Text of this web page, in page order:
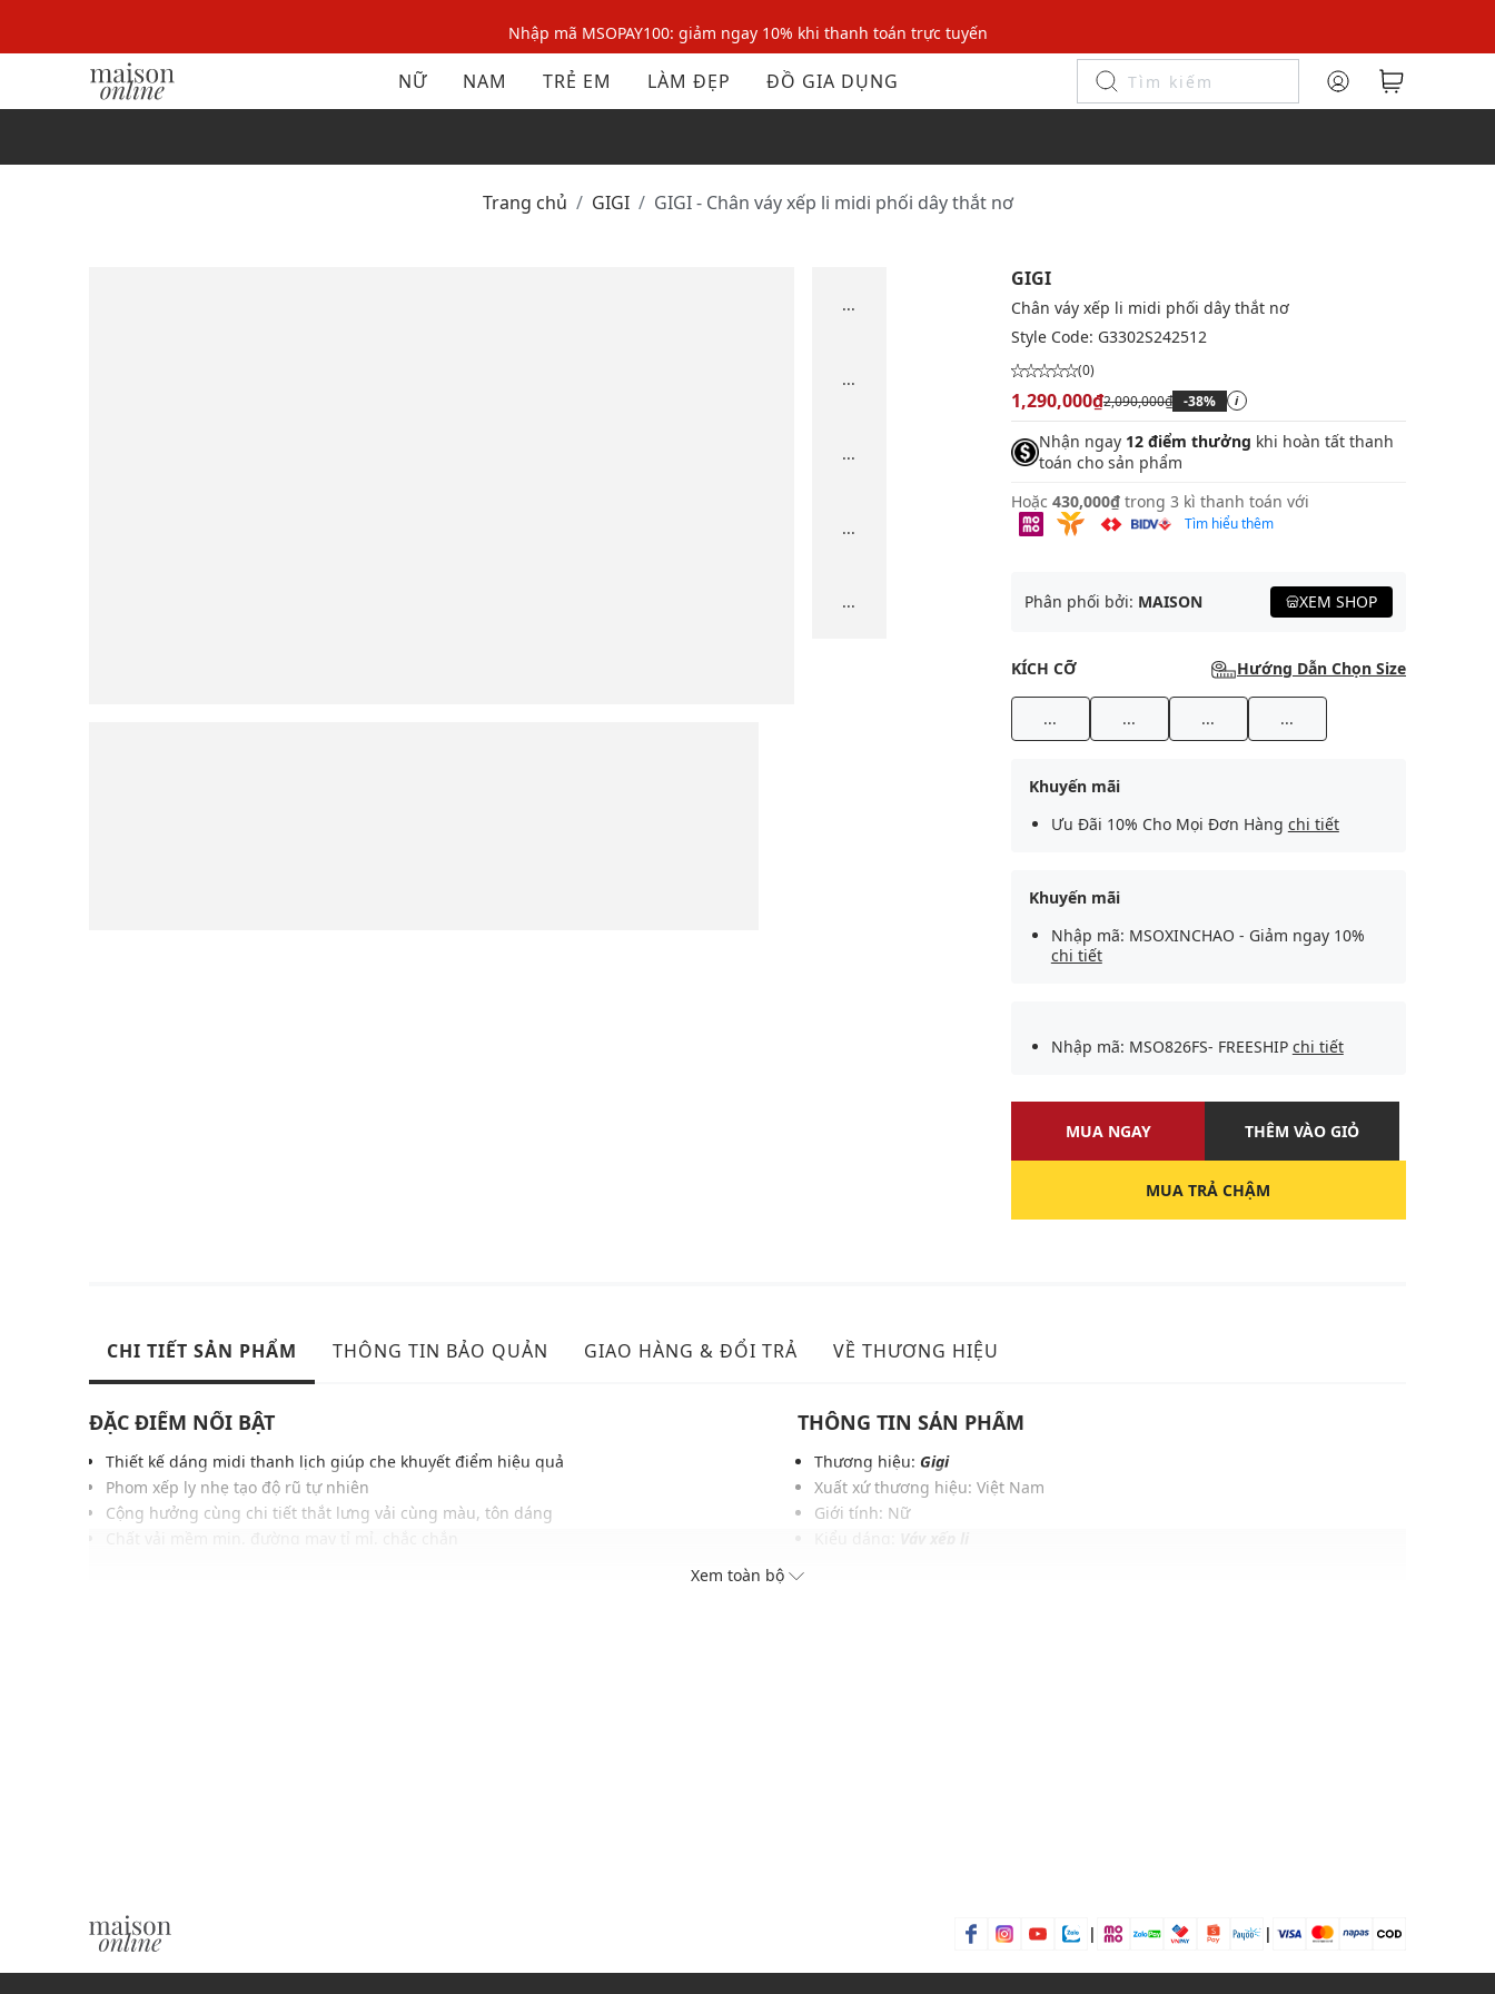
Nhập mã MSOPAY100: giảm ngay 10% khi thanh toán trực tuyến
Nhập mã: MSOXINCHAO - Giảm 10% đơn đầu cho thành viên mới!
Nhập mã MSOPAY100: giảm ngay 10% khi thanh toán trực tuyến
NỮ NAM TRẺ EM LÀM ĐẸP ĐỒ GIA DỤNG
Trang chủ GIGI GIGI - Chân váy xếp li midi phối dây thắt nơ
...
...
...
...
...
GIGI
Chân váy xếp li midi phối dây thắt nơ
Style Code: G3302S242512
(0)
1,290,000₫2,090,000₫ -38% i
Nhận ngay 12 điểm thưởng khi hoàn tất thanh
toán cho sản phẩm
Hoặc 430,000₫ trong 3 kì thanh toán với
Tìm hiểu thêm
Phân phối bởi: MAISON XEM SHOP
KÍCH CỠ Hướng Dẫn Chọn Size
... ... ... ...
Khuyến mãi
Ưu Đãi 10% Cho Mọi Đơn Hàng chi tiết
Khuyến mãi
Nhập mã: MSOXINCHAO - Giảm ngay 10%
chi tiết
Nhập mã: MSO826FS- FREESHIP chi tiết
MUA NGAY THÊM VÀO GIỎ
MUA TRẢ CHẬM
CHI TIẾT SẢN PHẨM THÔNG TIN BẢO QUẢN GIAO HÀNG & ĐỔI TRẢ VỀ THƯƠNG HIỆU
ĐẶC ĐIỂM NỔI BẬT
Thiết kế dáng midi thanh lịch giúp che khuyết điểm hiệu quả
Phom xếp ly nhẹ tạo độ rũ tự nhiên
Cộng hưởng cùng chi tiết thắt lưng vải cùng màu, tôn dáng
THÔNG TIN SẢN PHẨM
Thương hiệu: Gigi
Xuất xứ thương hiệu: Việt Nam
Giới tính: Nữ
Xem toàn bộ
| |